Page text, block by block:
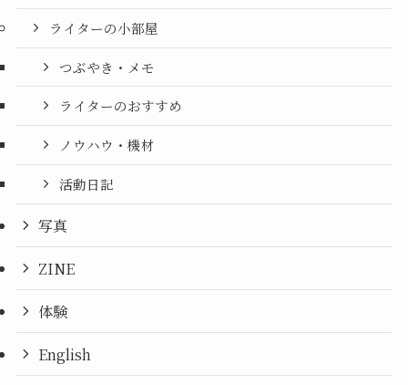
ライターの小部屋
つぶやき・メモ
ライターのおすすめ
ノウハウ・機材
活動日記
写真
ZINE
体験
English